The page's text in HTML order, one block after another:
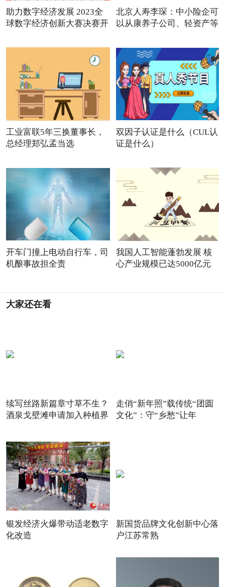
助力数字经济发展 2023全
球数字经济创新大赛决赛开
北京人寿李琛：中小险企可
以从康养子公司、轻资产等
工业富联5年三换董事长，
总经理郑弘孟当选
双因子认证是什么（CUL认
证是什么）
开车门撞上电动自行车，司
机酿事故担全责
我国人工智能蓬勃发展 核
心产业规模已达5000亿元
大家还在看
续写丝路新篇章寸草不生？
酒泉戈壁滩申请加入种植界
走俏“新年照”载传统“团圆
文化”：守“乡愁”让年
银发经济火爆带动适老数字
化改造
新国货品牌文化创新中心落
户江苏常熟